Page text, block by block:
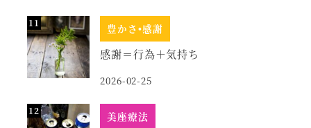
豊かさ•感謝
感謝＝行為＋気持ち
2026-02-25
美座療法